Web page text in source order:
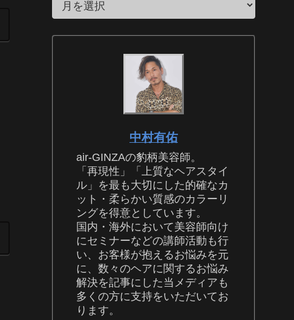
中村有佑
air-GINZAの豹柄美容師。
「再現性」「上質なヘアスタイ
ル」を最も大切にした的確なカ
ット・柔らかい質感のカラーリ
ングを得意としています。
国内・海外において美容師向け
にセミナーなどの講師活動も行
い、お客様が抱えるお悩みを元
に、数々のヘアに関するお悩み
解決を記事にした当メディアも
多くの方に支持をいただいてお
ります。